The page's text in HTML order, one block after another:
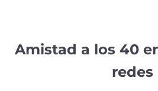
Amistad a los 40
redes